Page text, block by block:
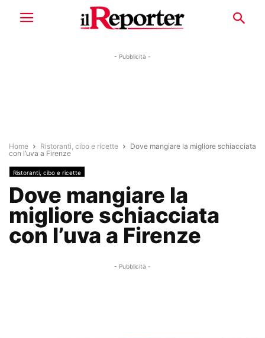
- Pubblicità -
Home Ristoranti, cibo e ricette
Dove mangiare la migliore schiacciata
con l’uva a Firenze
Ristoranti, cibo e ricette
Dove mangiare la
migliore schiacciata
con l’uva a Firenze
- Pubblicità -